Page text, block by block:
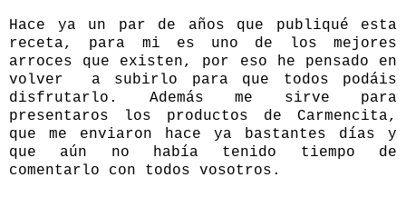
Hace ya un par de años que publiqué esta
receta, para mi es uno de los mejores
arroces que existen, por eso he pensado en
volver a subirlo para que todos podáis
disfrutarlo. Además me sirve para
presentaros los productos de Carmencita,
que me enviaron hace ya bastantes días y
que aún no había tenido tiempo de
comentarlo con todos vosotros.